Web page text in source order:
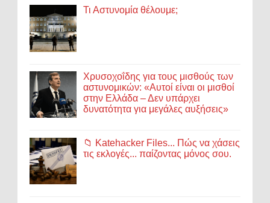
Τι Αστυνομία θέλουμε;
Χρυσοχοΐδης για τους μισθούς των
αστυνομικών: «Αυτοί είναι οι μισθοί
στην Ελλάδα – Δεν υπάρχει
δυνατότητα για μεγάλες αυξήσεις»
📁 Katehacker Files... Πώς να χάσεις
τις εκλογές... παίζοντας μόνος σου.